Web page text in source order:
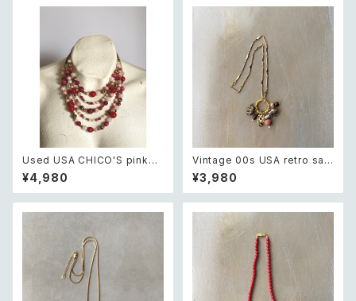
Used USA CHICO'S pink×
white beads necklace レト
ロ アメリカ ユーズド アクセサリ
ー チコス ピンク×ホワイト ビー
¥4,980
Vintage 00s USA retro saf
ari design elephant swing
charm necklace レトロ アメ
リカ ヴィンテージ アクセサリー
ゾウ スウィング チャーム ネック
¥3,980